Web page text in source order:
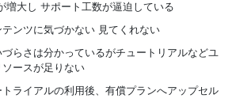
増大し サポート工数が逼迫している
テンツに気づかない 見てくれない
づらさは分かっているがチュートリアルなどユ
ースが足りない
トライアルの利用後、有償プランへアップセル